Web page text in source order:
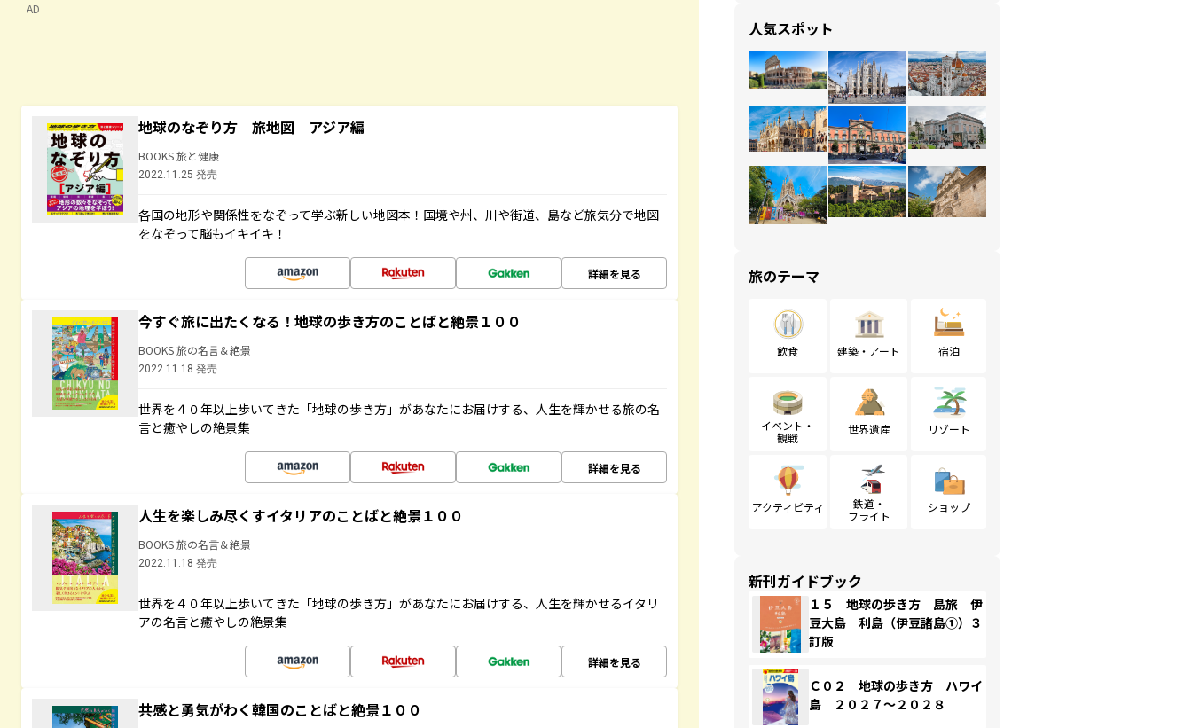
AD
地球のなぞり方 旅地図 アジア編
BOOKS 旅と健康
2022.11.25 発売
各国の地形や関係性をなぞって学ぶ新しい地図本！国境や州、川や街道、島など旅気分で地図
をなぞって脳もイキイキ！
詳細を見る
今すぐ旅に出たくなる！地球の歩き方のことばと絶景１００
BOOKS 旅の名言＆絶景
2022.11.18 発売
世界を４０年以上歩いてきた「地球の歩き方」があなたにお届けする、人生を輝かせる旅の名
言と癒やしの絶景集
詳細を見る
人生を楽しみ尽くすイタリアのことばと絶景１００
BOOKS 旅の名言＆絶景
2022.11.18 発売
世界を４０年以上歩いてきた「地球の歩き方」があなたにお届けする、人生を輝かせるイタリ
アの名言と癒やしの絶景集
詳細を見る
共感と勇気がわく韓国のことばと絶景１００
人気スポット
旅のテーマ
飲食 建築・アート 宿泊
イベント・
観戦
世界遺産 リゾート
アクティビティ
鉄道・
フライト
ショップ
新刊ガイドブック
１５ 地球の歩き方 島旅 伊
豆大島 利島（伊豆諸島①）３
訂版
Ｃ０２ 地球の歩き方 ハワイ
島 ２０２７～２０２８